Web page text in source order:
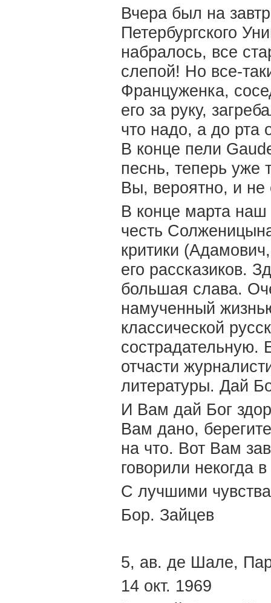
Вчера был на
Петербургского
набралось, все
слепой! Но все-
Француженка,
его за руку,
что надо, а до рта
В конце пели
песнь, теперь уже
Вы, вероятно, и не
В конце марта наш
честь
критики
его рассказиков.
большая слава.
намученный
классической
сострадательную.
отчасти
литературы. Дай
И Вам дай Бог
Вам дано,
на что. Вот Вам
говорили некогда
С лучшими
Бор. Зайцев
5, ав. де Шале,
14 окт. 1969